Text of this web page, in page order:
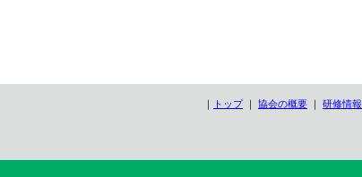
｜ トップ｜ 協会の概要 ｜ 研修情報